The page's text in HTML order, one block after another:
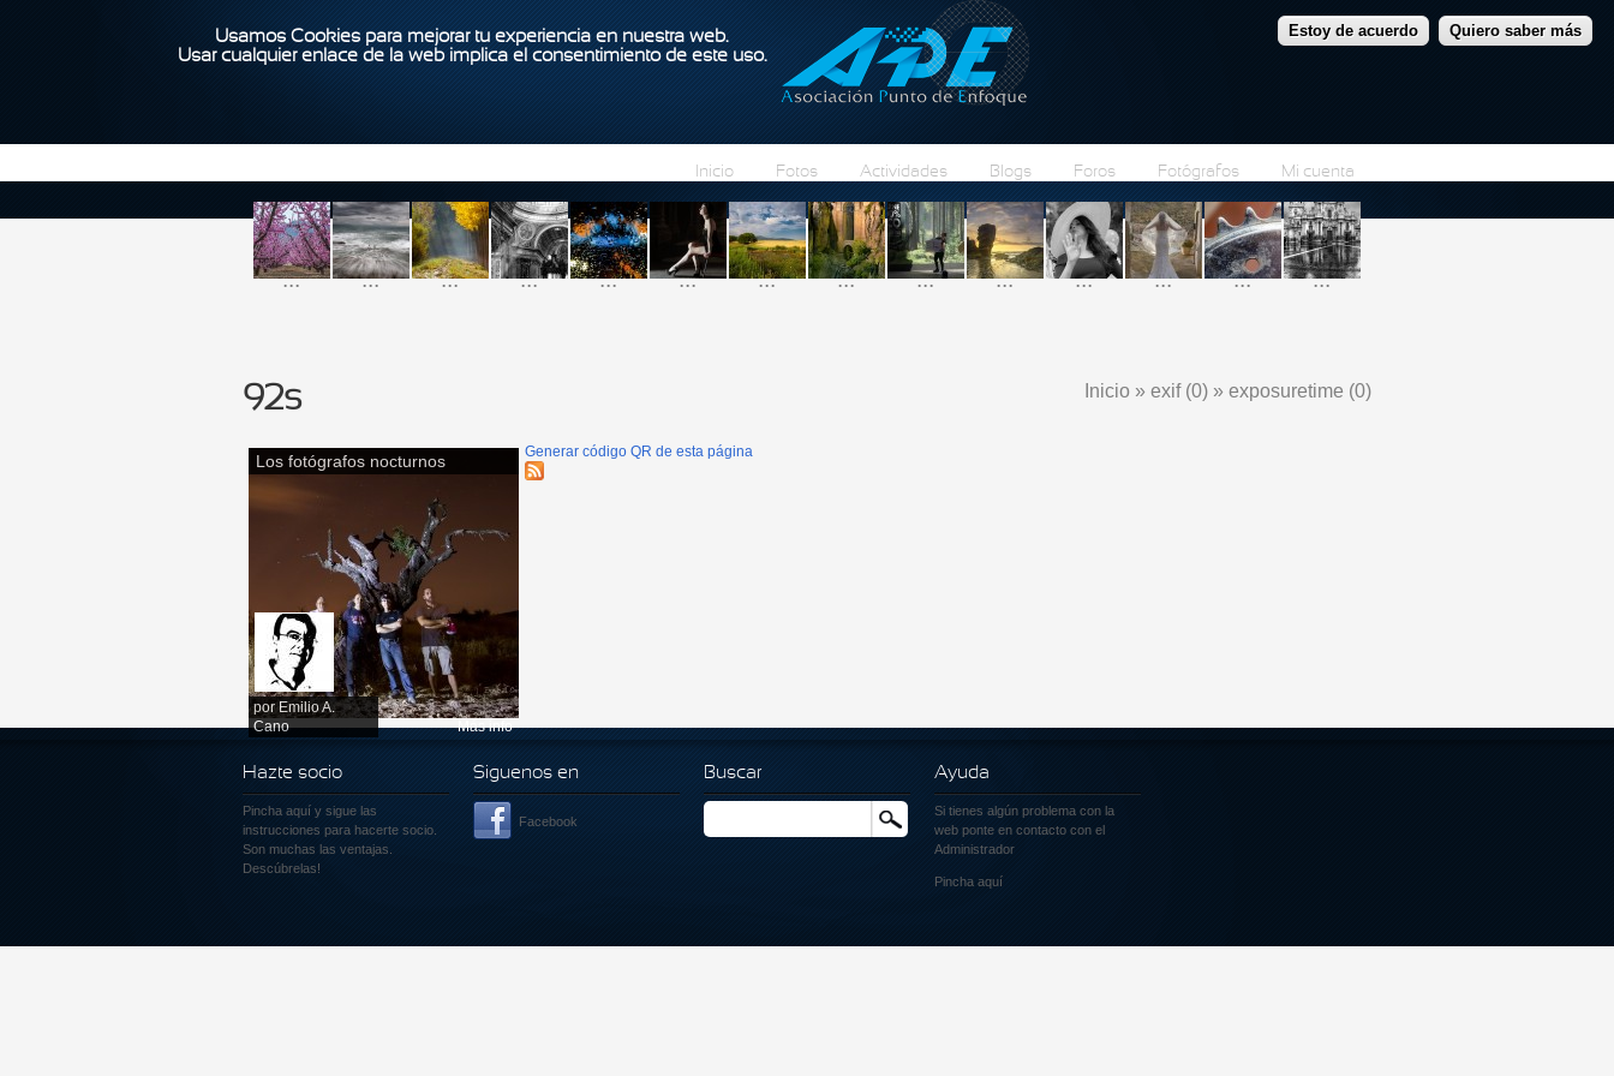
Usamos Cookies para mejorar tu experiencia en nuestra web.
Usar cualquier enlace de la web implica el consentimiento de este uso.
Estoy de acuerdo Quiero saber más
Pasar al contenido principal
Inicio Fotos Actividades Blogs Foros Fotógrafos Mi cuenta
... ... ... ... ... ... ... ... ... ... ... ... ... ...
Inicio » exif (0) » exposuretime (0)
92s
Los fotógrafos nocturnos
porEmilio A.
Cano
Más info
Generar código QR de esta página
Hazte socio
Pincha aquí y sigue las
instrucciones para hacerte socio.
Son muchas las ventajas.
Descúbrelas!
Siguenos en
Facebook
Buscar
Buscar
Ayuda
Si tienes algún problema con la
web ponte en contacto con el
Administrador
Pincha aquí